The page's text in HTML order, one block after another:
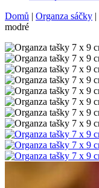
Domů | Organza sáčky |
modré